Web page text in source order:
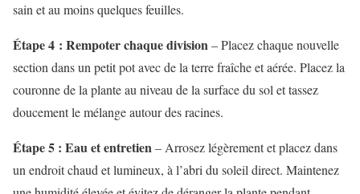
sain et au moins quelques feuilles.
Étape 4 : Rempoter chaque division– Placez chaque nouvelle
section dans un petit pot avec de la terre fraîche et aérée. Placez la
couronne de la plante au niveau de la surface du sol et tassez
doucement le mélange autour des racines.
Étape 5 : Eau et entretien– Arrosez légèrement et placez dans
un endroit chaud et lumineux, à l’abri du soleil direct. Maintenez